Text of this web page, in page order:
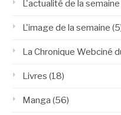
L'actualité de la semaine
L'image de la semaine
La Chronique Webciné
Livres (18)
Manga (56)